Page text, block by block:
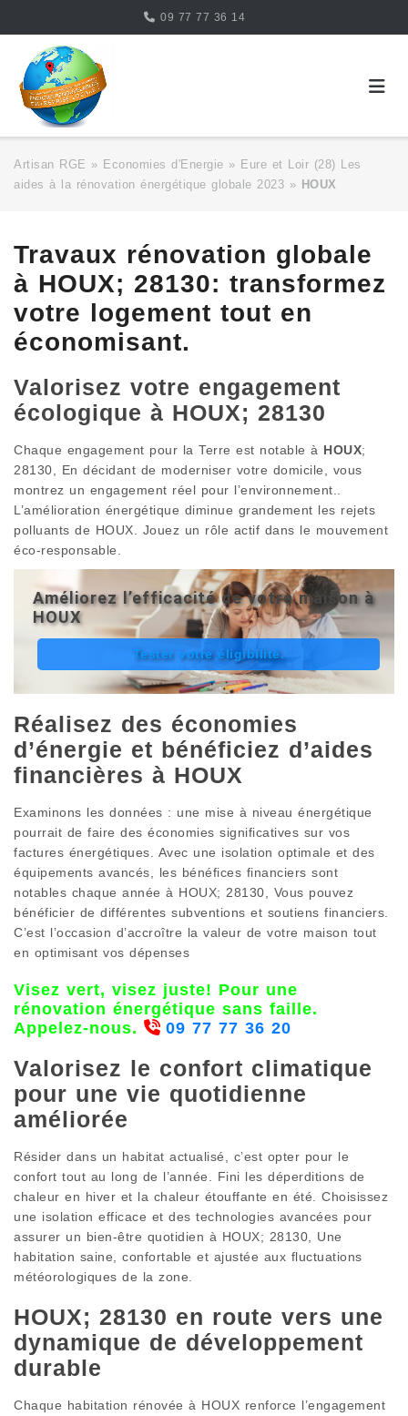
content
09 77 77 36 14
Artisan RGE » Economies d'Energie » Eure et Loir (28) Les
aides à la rénovation énergétique globale 2023 » HOUX
Travaux rénovation globale
à HOUX; 28130: transformez
votre logement tout en
économisant.
Valorisez votre engagement
écologique à HOUX; 28130
Chaque engagement pour la Terre est notable à HOUX;
28130, En décidant de moderniser votre domicile, vous
montrez un engagement réel pour l’environnement..
L’amélioration énergétique diminue grandement les rejets
polluants de HOUX. Jouez un rôle actif dans le mouvement
éco-responsable.
Améliorez l’efficacité de votre maison à
HOUX
Tester votre éligibilité.
Réalisez des économies
d’énergie et bénéficiez d’aides
financières à HOUX
Examinons les données : une mise à niveau énergétique
pourrait de faire des économies significatives sur vos
factures énergétiques. Avec une isolation optimale et des
équipements avancés, les bénéfices financiers sont
notables chaque année à HOUX; 28130, Vous pouvez
bénéficier de différentes subventions et soutiens financiers.
C’est l’occasion d’accroître la valeur de votre maison tout
en optimisant vos dépenses
Visez vert, visez juste! Pour une
rénovation énergétique sans faille.
Appelez-nous.
09 77 77 36 20
Valorisez le confort climatique
pour une vie quotidienne
améliorée
Résider dans un habitat actualisé, c’est opter pour le
confort tout au long de l’année. Fini les déperditions de
chaleur en hiver et la chaleur étouffante en été. Choisissez
une isolation efficace et des technologies avancées pour
assurer un bien-être quotidien à HOUX; 28130, Une
habitation saine, confortable et ajustée aux fluctuations
météorologiques de la zone.
HOUX; 28130 en route vers une
dynamique de développement
durable
Chaque habitation rénovée à HOUX renforce l’engagement